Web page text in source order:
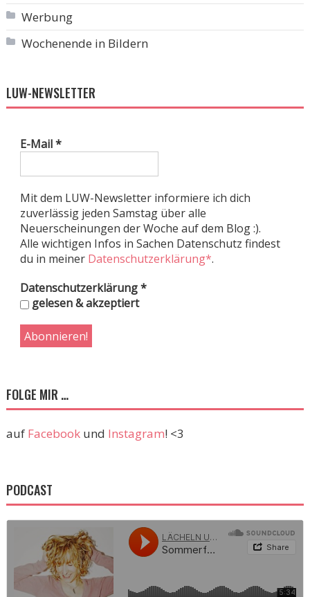
Werbung
Wochenende in Bildern
LUW-NEWSLETTER
E-Mail*
Mit dem LUW-Newsletter informiere ich dich
zuverlässig jeden Samstag über alle
Neuerscheinungen der Woche auf dem Blog :).
Alle wichtigen Infos in Sachen Datenschutz findest
du in meiner Datenschutzerklärung*.
Datenschutzerklärung*
gelesen & akzeptiert
FOLGE MIR …
auf Facebookund Instagram! <3
PODCAST